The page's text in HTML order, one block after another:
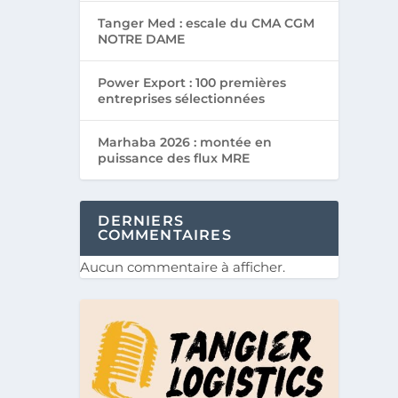
Tanger Med : escale du CMA CGM
NOTRE DAME
Power Export : 100 premières
entreprises sélectionnées
Marhaba 2026 : montée en
puissance des flux MRE
DERNIERS
COMMENTAIRES
Aucun commentaire à afficher.